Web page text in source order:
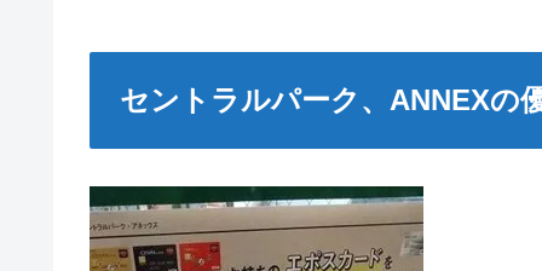
セントラルパーク、ANNEXの